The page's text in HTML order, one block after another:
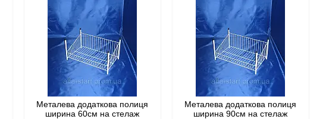
Металева додаткова полиця
ширина 60см на стелаж
Металева додаткова полиця
ширина 90см на стелаж